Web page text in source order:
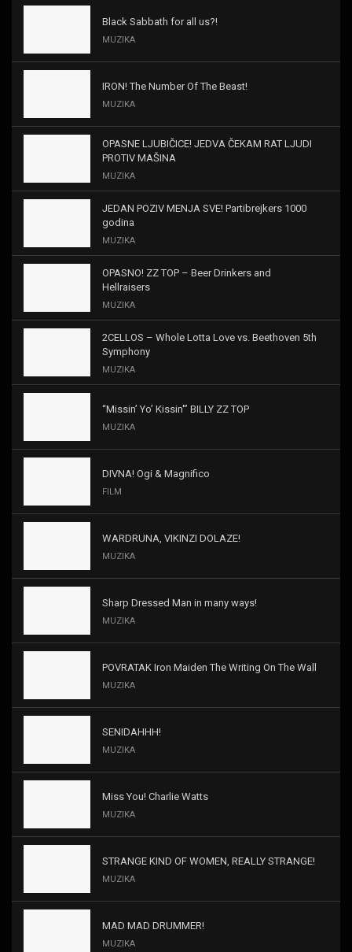
Black Sabbath for all us?!
MUZIKA
IRON! The Number Of The Beast!
MUZIKA
OPASNE LJUBIČICE! JEDVA ČEKAM RAT LJUDI
PROTIV MAŠINA
MUZIKA
JEDAN POZIV MENJA SVE! Partibrejkers 1000
godina
MUZIKA
OPASNO! ZZ TOP – Beer Drinkers and
Hellraisers
MUZIKA
2CELLOS – Whole Lotta Love vs. Beethoven 5th
Symphony
MUZIKA
“Missin’ Yo’ Kissin'” BILLY ZZ TOP
MUZIKA
DIVNA! Ogi & Magnifico
FILM
WARDRUNA, VIKINZI DOLAZE!
MUZIKA
Sharp Dressed Man in many ways!
MUZIKA
POVRATAK Iron Maiden The Writing On The Wall
MUZIKA
SENIDAHHH!
MUZIKA
Miss You! Charlie Watts
MUZIKA
STRANGE KIND OF WOMEN, REALLY STRANGE!
MUZIKA
MAD MAD DRUMMER!
MUZIKA